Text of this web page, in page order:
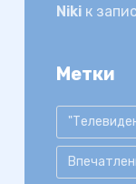
Nikiк
Метки